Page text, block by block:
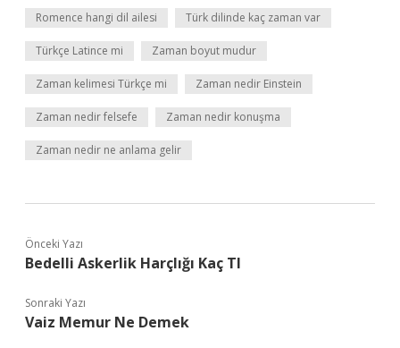
Romence hangi dil ailesi Türk dilinde kaç zaman var
Türkçe Latince mi Zaman boyut mudur
Zaman kelimesi Türkçe mi Zaman nedir Einstein
Zaman nedir felsefe Zaman nedir konuşma
Zaman nedir ne anlama gelir
Önceki Yazı
Bedelli Askerlik Harçlığı Kaç Tl
Sonraki Yazı
Vaiz Memur Ne Demek